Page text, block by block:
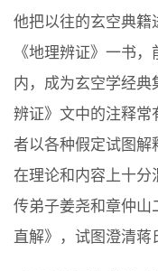
他把以往的玄空典籍
《地理辨证》一书
内，成为玄空学经典
辨证》文中的注释常
者以各种假定试图解
在理论和内容上十分
传弟子姜尧和章仲山
直解》，试图澄清蒋